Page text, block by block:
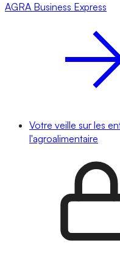
AGRA Business Express
Votre veille sur les
l'agroalimentaire